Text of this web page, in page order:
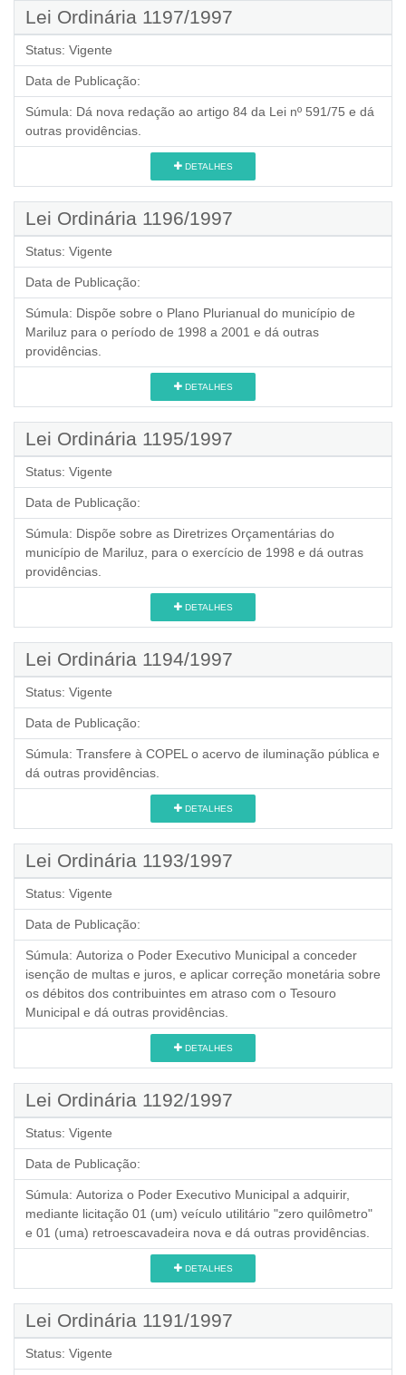
Lei Ordinária 1197/1997
Status: Vigente
Data de Publicação:
Súmula: Dá nova redação ao artigo 84 da Lei nº 591/75 e dá
outras providências.
DETALHES
Lei Ordinária 1196/1997
Status: Vigente
Data de Publicação:
Súmula: Dispõe sobre o Plano Plurianual do município de
Mariluz para o período de 1998 a 2001 e dá outras
providências.
DETALHES
Lei Ordinária 1195/1997
Status: Vigente
Data de Publicação:
Súmula: Dispõe sobre as Diretrizes Orçamentárias do
município de Mariluz, para o exercício de 1998 e dá outras
providências.
DETALHES
Lei Ordinária 1194/1997
Status: Vigente
Data de Publicação:
Súmula: Transfere à COPEL o acervo de iluminação pública e
dá outras providências.
DETALHES
Lei Ordinária 1193/1997
Status: Vigente
Data de Publicação:
Súmula: Autoriza o Poder Executivo Municipal a conceder
isenção de multas e juros, e aplicar correção monetária sobre
os débitos dos contribuintes em atraso com o Tesouro
Municipal e dá outras providências.
DETALHES
Lei Ordinária 1192/1997
Status: Vigente
Data de Publicação:
Súmula: Autoriza o Poder Executivo Municipal a adquirir,
mediante licitação 01 (um) veículo utilitário "zero quilômetro"
e 01 (uma) retroescavadeira nova e dá outras providências.
DETALHES
Lei Ordinária 1191/1997
Status: Vigente